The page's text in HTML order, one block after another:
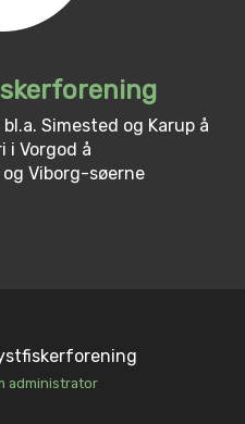
Simested og Karup å
i Vorgod å
og Viborg-søerne
administrator